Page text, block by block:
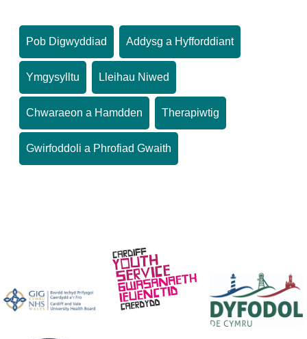
Pob Digwyddiad Addysg a Hyfforddiant
Ymgysylltu Lleihau Niwed
Chwaraeon a Hamdden Therapiwtig
Gwirfoddoli a Phrofiad Gwaith